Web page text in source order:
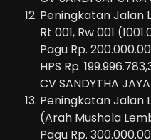
Peningkatan Jalan
Rt 001, Rw 001
Pagu Rp.
HPS Rp.
CV SANDYTHA
Peningkatan Jalan
(Arah Mushola
Pagu Rp.